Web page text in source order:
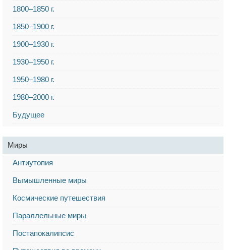
1800–1850 г.
1850–1900 г.
1900–1930 г.
1930–1950 г.
1950–1980 г.
1980–2000 г.
Будущее
Миры
Антиутопия
Вымышленные миры
Космические путешествия
Параллельные миры
Постапокалипсис